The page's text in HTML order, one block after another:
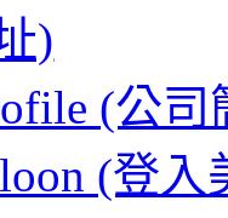
)
(公司
(登入